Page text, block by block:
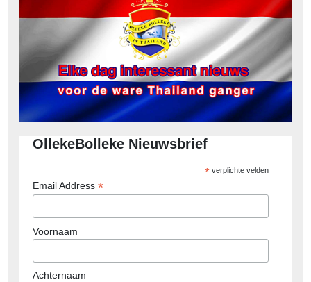
OllekeBolleke Nieuwsbrief
*verplichte velden
Email Address *
Voornaam
Achternaam